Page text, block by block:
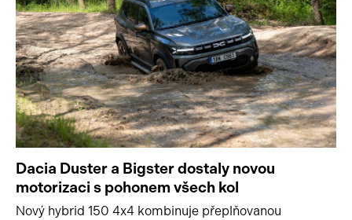
Dacia Duster a Bigster dostaly novou
motorizaci s pohonem všech kol
Nový hybrid 150 4x4 kombinuje přeplňovanou